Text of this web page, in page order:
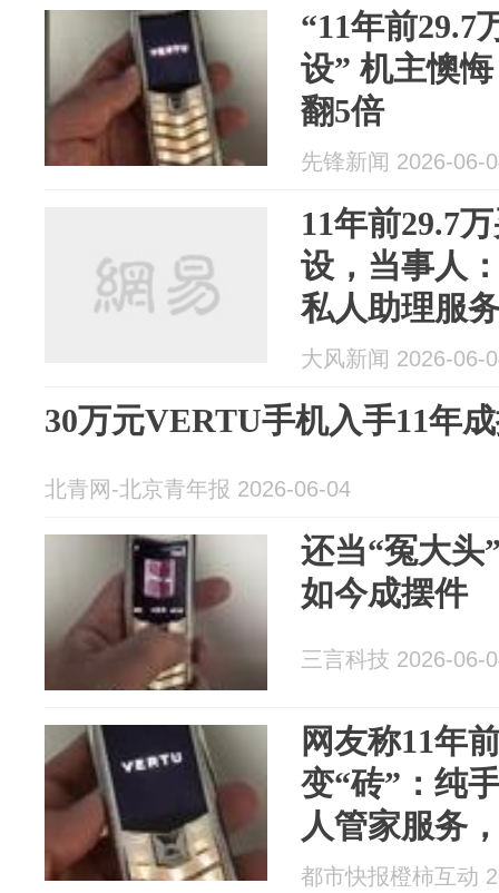
“11年前29.7
设” 机主懊
翻5倍
先锋新闻 2026-06-
11年前29.7
设，当事人
私人助理服
兴，别人也
品牌方的回
大风新闻 2026-06-
30万元VERTU手机入手11年
北青网-北京青年报 2026-06-04
还当“冤大头
如今成摆件
三言科技 2026-06-
网友称11年
变“砖”：纯
人管家服务
用……“当初
都市快报橙柿互动